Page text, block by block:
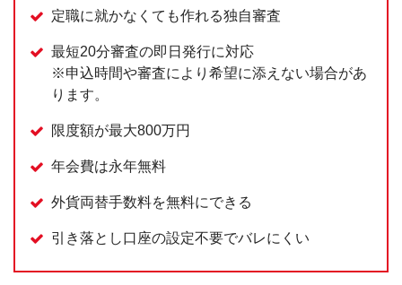
定職に就かなくても作れる独自審査
最短20分審査の即日発行に対応
※申込時間や審査により希望に添えない場合があ
ります。
限度額が最大800万円
年会費は永年無料
外貨両替手数料を無料にできる
引き落とし口座の設定不要でバレにくい